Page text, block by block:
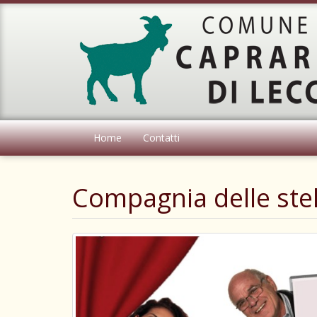
Home Contatti
Compagnia delle